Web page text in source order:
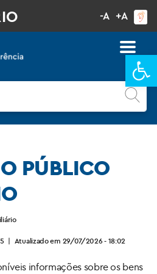
-A +A
PÚBLICO
| Atualizado em 29/07/2026 - 18:02
informações sobre os bens